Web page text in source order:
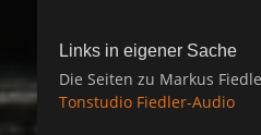
Links in eigener Sache
Die Seiten zu Markus
Tonstudio Fiedler-Audio